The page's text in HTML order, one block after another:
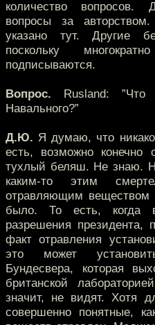
количество вопросов.
вопросы за
указано тут. Другие
поскольку
подписываются.
Вопрос. Rusland: ”Что
Навального?”
Д.Ю. Я думаю, что
есть, возможно конечно
тухлый беляш. Не знаю.
каким-то этим
отравляющим веществом
было. То есть, когда
разрешения президента,
факт отравления
это может
Бундесвера, которая
британской
значит, не видят. Хотя
совершенно понятные,